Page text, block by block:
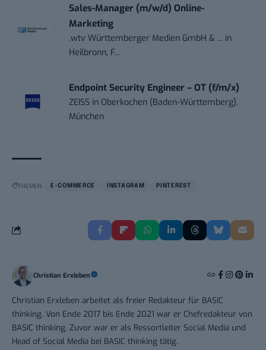
Sales-Manager (m/w/d) Online-
Marketing
.wtv Württemberger Medien GmbH & ... in
Heilbronn, F...
Endpoint Security Engineer – OT (f/m/x)
ZEISS in Oberkochen (Baden-Württemberg),
München
THEMEN: E-COMMERCE INSTAGRAM PINTEREST
Christian Erxleben
Christian Erxleben arbeitet als freier Redakteur für BASIC
thinking. Von Ende 2017 bis Ende 2021 war er Chefredakteur von
BASIC thinking. Zuvor war er als Ressortleiter Social Media und
Head of Social Media bei BASIC thinking tätig.